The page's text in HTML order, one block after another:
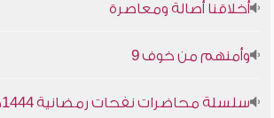
أخلاقنا أصالة ومعاصرة
وأمنهم من خوف 9
سلسلة محاضرات نفحات رمضانية 1444هـ